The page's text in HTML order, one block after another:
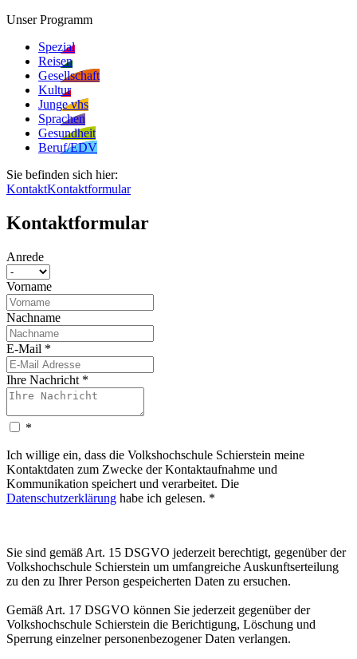
Unser Programm
Spezial
Reisen
Gesellschaft
Kultur
Junge vhs
Sprachen
Gesundheit
Beruf/EDV
Sie befinden sich hier:
KontaktKontaktformular
Kontaktformular
Anrede
Vorname
Nachname
E-Mail *
Ihre Nachricht *
*
Ich willige ein, dass die Volkshochschule Schierstein meine
Kontaktdaten zum Zwecke der Kontaktaufnahme und
Kommunikation speichert und verarbeitet. Die
Datenschutzerklärung habe ich gelesen. *
Sie sind gemäß Art. 15 DSGVO jederzeit berechtigt, gegenüber der
Volkshochschule Schierstein um umfangreiche Auskunftserteilung
zu den zu Ihrer Person gespeicherten Daten zu ersuchen.
Gemäß Art. 17 DSGVO können Sie jederzeit gegenüber der
Volkshochschule Schierstein die Berichtigung, Löschung und
Sperrung einzelner personenbezogener Daten verlangen.